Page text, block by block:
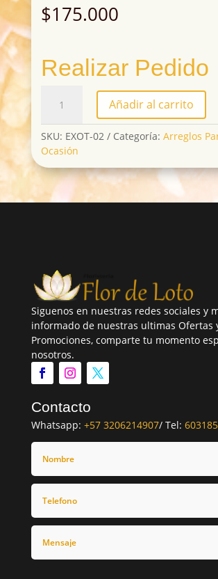
$175.000
Realizar Pedido
cantidad
Añadir al carrito
SKU: EXOT-02 Categoría: Arreglos
Ocasión
Siguenos en nuestras redes sociales y
informado de nuestras ultimas Ofertas
Promociones, comparte tu momento
nosotros.
Contacto
Whatsapp: +57 3206214907/ Tel: